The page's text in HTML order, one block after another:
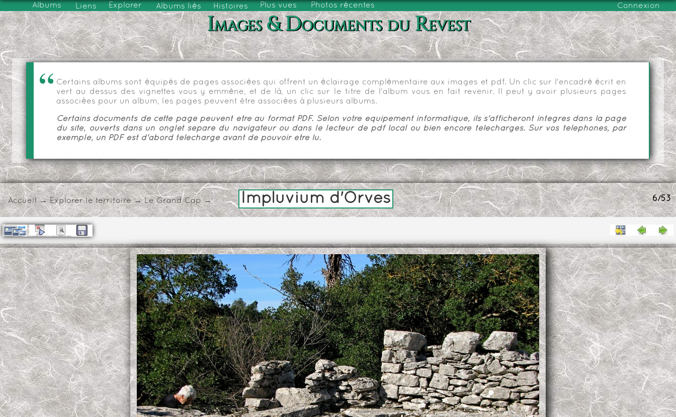
Albums Liens Explorer Albums liés Histoires Plus vues Photos récentes Connexion
Images & Documents du Revest
Certains albums sont équipés de pages associées qui offrent un éclairage complémentaire aux images et pdf. Un clic sur l'encadré écrit en
vert au dessus des vignettes vous y emmène, et de là, un clic sur le titre de l'album vous en fait revenir. Il peut y avoir plusieurs pages
associées pour un album, les pages peuvent être associées à plusieurs albums.
Certains documents de cette page peuvent être au format PDF. Selon votre équipement informatique, ils s'afficheront intégrés dans la page
du site, ouverts dans un onglet séparé du navigateur ou dans le lecteur de pdf local ou bien encore téléchargés. Sur vos téléphones, par
exemple, un PDF est d'abord téléchargé avant de pouvoir être lu.
6/53
Accueil→Explorer le territoire→Le Grand Cap→ Impluvium d'Orves